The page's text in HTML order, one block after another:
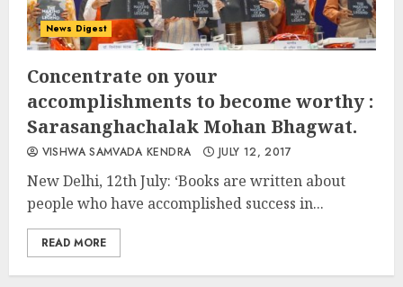
News Digest
Concentrate on your
accomplishments to become worthy :
Sarasanghachalak Mohan Bhagwat.
VISHWA SAMVADA KENDRA JULY 12, 2017
New Delhi, 12th July: ‘Books are written about
people who have accomplished success in...
READ MORE